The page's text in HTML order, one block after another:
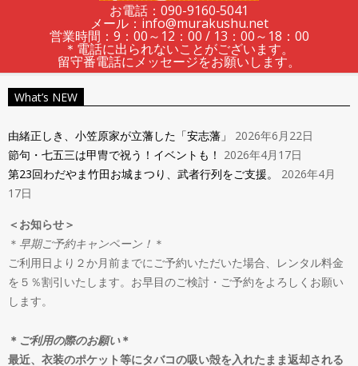
レ
ン
タ
ル
＆
オ
ー
お電話：090-9160‐5041
メール：info@murakushu.net
営業時間：9：00～12：00 / 13：00～18：00
＊電話に出られないことがございます。
留守番電話にメッセージをお願いします。
Navigation
What’s NEW
由緒正しき、小笠原家が立藩した「安志藩」
2026年6月22日
節句・七五三は甲冑で祝う！イベントも！ 2026年4月17日
第23回わだやま竹田お城まつり、武者行列をご支援。
2026年4月
17日
＜お知らせ＞
＊ 早期ご予約キャンペーン！ ＊
ご利用日より２か月前までにご予約いただいた場合、レンタル料金
を５％割引いたします。お早目のご検討・ご予約をよろしくお願い
します。
＊ ご利用の際のお願い＊
最近、衣装のポケット等にタバコの吸い殻を入れたまま返却される